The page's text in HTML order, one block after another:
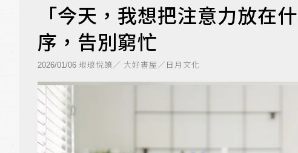
「今天，我想把注意力放在
序，告別窮忙
2026/01/06 琅琅悅讀／ 大好書屋／日月文化